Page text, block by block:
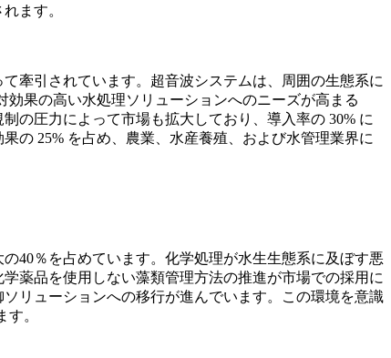
ます。
牽引されています。超音波システムは、周囲の生態系に
果の高い水処理ソリューションへのニーズが高まる
の圧力によって市場も拡大しており、導入率の 30% に
の 25% を占め、農業、水産養殖、および水管理業界に
40％を占めています。化学処理が水生生態系に及ぼす悪
薬品を使用しない藻類管理方法の推進が市場での採用に
リューションへの移行が進んでいます。この環境を意識
。